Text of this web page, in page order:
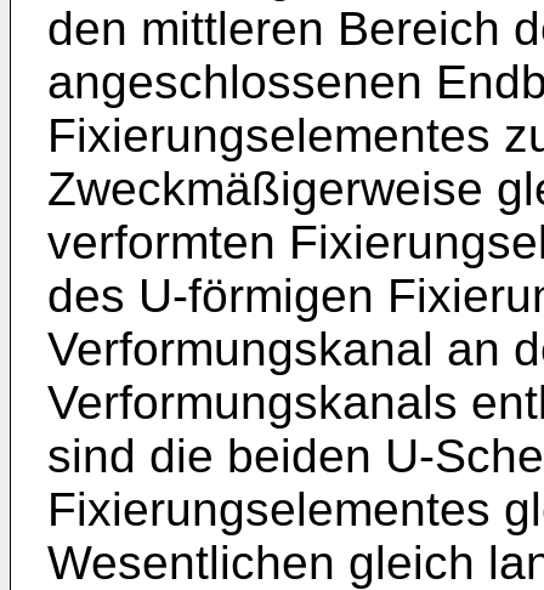
den mittleren Bereich
angeschlossenen
Fixierungselementes
Zweckmäßigerweise
verformten
des U-förmigen
Verformungskanal an
Verformungskanals
sind die beiden U-
Fixierungselementes
Wesentlichen gleich